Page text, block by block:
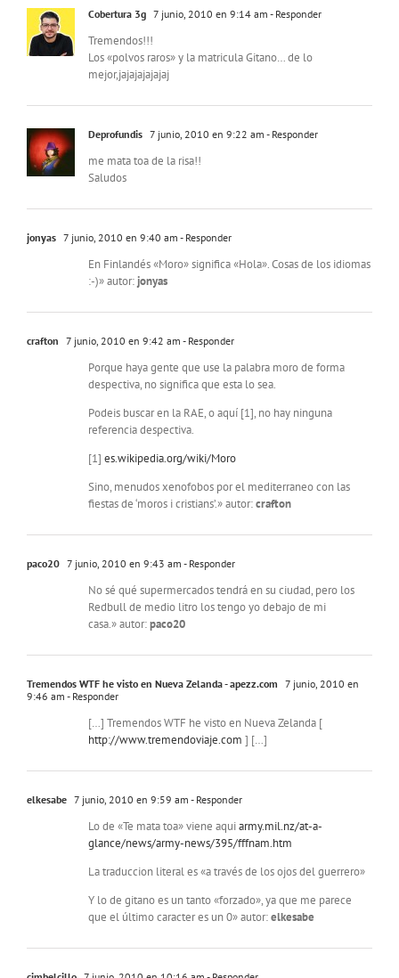
Cobertura 3g 7 junio, 2010 en 9:14 am - Responder
Tremendos!!!
Los «polvos raros» y la matricula Gitano… de lo
mejor,jajajajajajaj
Deprofundis 7 junio, 2010 en 9:22 am - Responder
me mata toa de la risa!!
Saludos
jonyas 7 junio, 2010 en 9:40 am - Responder
En Finlandés «Moro» significa «Hola». Cosas de los idiomas
:-)» autor: jonyas
crafton 7 junio, 2010 en 9:42 am - Responder
Porque haya gente que use la palabra moro de forma
despectiva, no significa que esta lo sea.
Podeis buscar en la RAE, o aquí [1], no hay ninguna
referencia despectiva.
[1] es.wikipedia.org/wiki/Moro
Sino, menudos xenofobos por el mediterraneo con las
fiestas de ‘moros i cristians’.» autor:crafton
paco20 7 junio, 2010 en 9:43 am - Responder
No sé qué supermercados tendrá en su ciudad, pero los
Redbull de medio litro los tengo yo debajo de mi
casa.» autor:paco20
Tremendos WTF he visto en Nueva Zelanda - apezz.com 7 junio, 2010 en
9:46 am - Responder
[…] Tremendos WTF he visto en Nueva Zelanda [
http://www.tremendoviaje.com ] […]
elkesabe 7 junio, 2010 en 9:59 am - Responder
Lo de «Te mata toa» viene aquiarmy.mil.nz/at-a-
glance/news/army-news/395/fffnam.htm
La traduccion literal es «a través de los ojos del guerrero»
Y lo de gitano es un tanto «forzado», ya que me parece
que el último caracter es un 0» autor:elkesabe